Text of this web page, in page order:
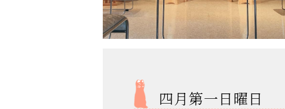
四月第一日曜日